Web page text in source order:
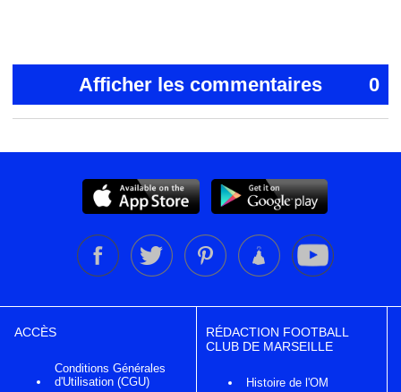
Afficher les commentaires 0
ACCÈS
Conditions Générales
d'Utilisation (CGU)
RÉDACTION FOOTBALL
CLUB DE MARSEILLE
Histoire de l'OM